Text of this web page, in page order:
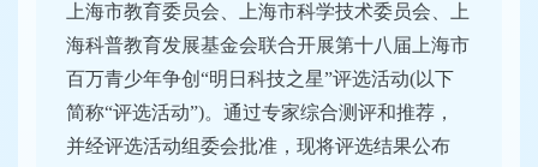
上海市教育委员会、上海市科学技术委员会、上
海科普教育发展基金会联合开展第十八届上海市
百万青少年争创“明日科技之星”评选活动(以下
简称“评选活动”)。通过专家综合测评和推荐，
并经评选活动组委会批准，现将评选结果公布